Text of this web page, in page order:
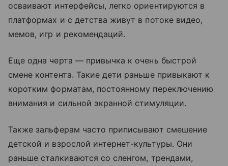
осваивают интерфейсы, легко ориентируются в
платформах и с детства живут в потоке видео,
мемов, игр и рекомендаций.
Еще одна черта — привычка к очень быстрой
смене контента. Такие дети раньше привыкают к
коротким форматам, постоянному переключению
внимания и сильной экранной стимуляции.
Также зальферам часто приписывают смешение
детской и взрослой интернет-культуры. Они
раньше сталкиваются со сленгом, трендами,